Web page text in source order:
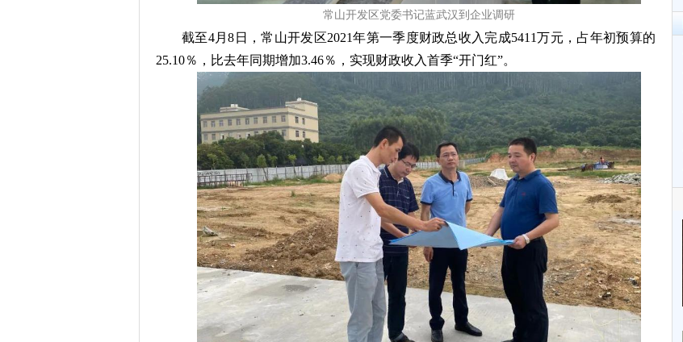
常山开发区党委书记蓝武汉到企业调研
截至4月8日，常山开发区2021年第一季度财政总收入完成5411万元，占年初预算的
25.10％，比去年同期增加3.46％，实现财政收入首季“开门红”。